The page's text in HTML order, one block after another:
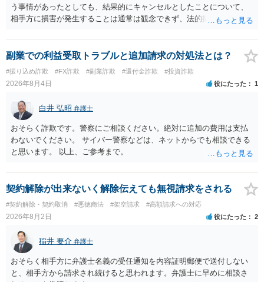
う事情があったとしても、結果的にキャンセルとしたことについて、
相手方に損害が発生することは通常は観念できず、法的措置を採って
ず、最寄りの消費生活センターへ相談し、連絡を無視してよいかどう
かのアドバイスを受けられることをお勧めします。しつこいようであ
れば、弁護士へ依頼して警告してもらうことも必要になるかもしれま
せん。
副業での利益受取トラブルと追加請求の対処法とは？
#振り込め詐欺 #FX詐欺 #副業詐欺 #還付金詐欺 #投資詐欺
2026年8月4日 役にたった 1
白井 弘昭 弁護士
おそらく詐欺です。警察にご相談ください。絶対に追加の費用は支払
わないでください。 サイバー警察などは、ネットからでも相談できる
と思います。 以上、ご参考まで。
契約解除が出来ないく解除伝えても無視請求をされる
#契約解除・契約取消 #悪徳商法 #架空請求 #高額請求への対応
2026年8月2日 役にたった 2
稲井 要介 弁護士
おそらく相手方に弁護士名義の受任通知を内容証明郵便で送付しない
と、相手方から請求され続けると思われます。弁護士に早めに相談さ